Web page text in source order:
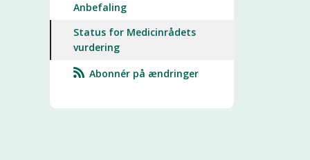
Anbefaling
Status for Medicinrådets
vurdering
Abonnér på ændringer